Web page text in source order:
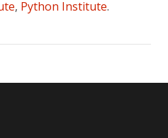
, Python Institute.